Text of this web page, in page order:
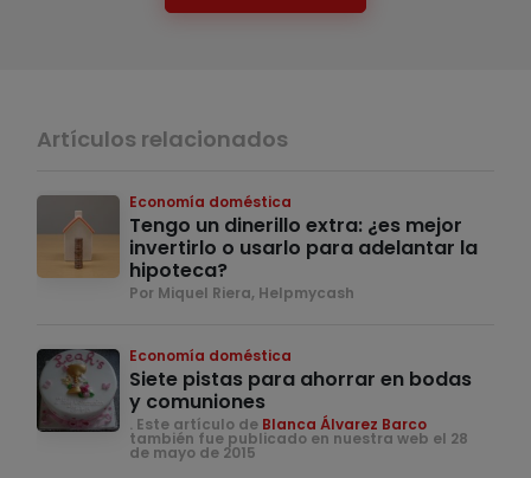
Artículos relacionados
Economía doméstica
Tengo un dinerillo extra: ¿es mejor
invertirlo o usarlo para adelantar la
hipoteca?
Por Miquel Riera, Helpmycash
Economía doméstica
Siete pistas para ahorrar en bodas
y comuniones
. Este artículo de Blanca Álvarez Barco
también fue publicado en nuestra web el 28
de mayo de 2015